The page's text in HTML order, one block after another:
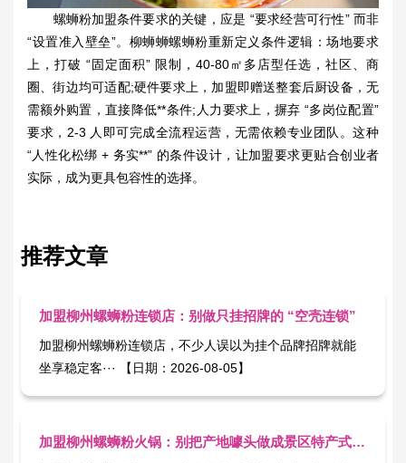
螺蛳粉加盟条件要求的关键，应是 “要求经营可行性” 而非
“设置准入壁垒”。柳蛳蛳螺蛳粉重新定义条件逻辑：场地要求
上，打破 “固定面积” 限制，40-80㎡多店型任选，社区、商
圈、街边均可适配;硬件要求上，加盟即赠送整套后厨设备，无
需额外购置，直接降低**条件;人力要求上，摒弃 “多岗位配置”
要求，2-3 人即可完成全流程运营，无需依赖专业团队。这种
“人性化松绑 + 务实**” 的条件设计，让加盟要求更贴合创业者
实际，成为更具包容性的选择。
推荐文章
加盟柳州螺蛳粉连锁店：别做只挂招牌的 “空壳连锁”
加盟柳州螺蛳粉连锁店，不少人误以为挂个品牌招牌就能
坐享稳定客··· 【日期：2026-08-05】
加盟柳州螺蛳粉火锅：别把产地噱头做成景区特产式生意